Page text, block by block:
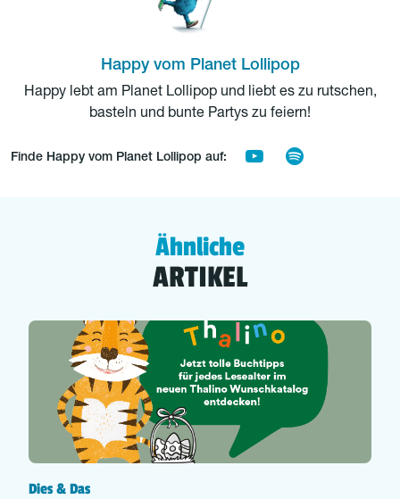
Happy vom Planet Lollipop
Happy lebt am Planet Lollipop und liebt es zu rutschen,
basteln und bunte Partys zu feiern!
Finde Happy vom Planet Lollipop auf:
Ähnliche
ARTIKEL
Dies & Das